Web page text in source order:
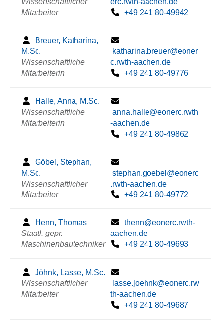
Mitarbeiter
+49 241 80-49942
Breuer, Katharina,
M.Sc.
Wissenschaftliche
Mitarbeiterin
katharina.breuer@eoner
c.rwth-aachen.de
+49 241 80-49776
Halle, Anna, M.Sc.
Wissenschaftliche
Mitarbeiterin
anna.halle@eonerc.rwth
-aachen.de
+49 241 80-49862
Göbel, Stephan,
M.Sc.
Wissenschaftlicher
Mitarbeiter
stephan.goebel@eonerc
.rwth-aachen.de
+49 241 80-49772
Henn, Thomas
Staatl. gepr.
Maschinenbautechniker
thenn@eonerc.rwth-
aachen.de
+49 241 80-49693
Jöhnk, Lasse, M.Sc.
Wissenschaftlicher
Mitarbeiter
lasse.joehnk@eonerc.rw
th-aachen.de
+49 241 80-49687